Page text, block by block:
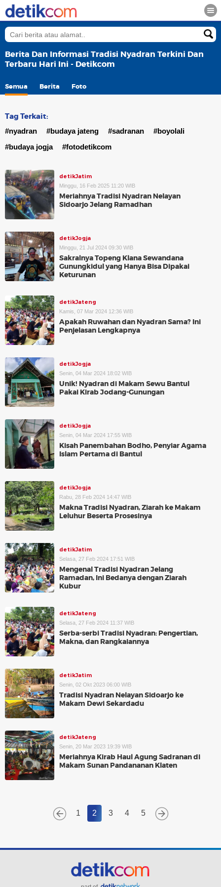
Berita Dan Informasi Tradisi Nyadran Terkini Dan
Terbaru Hari Ini - Detikcom
Semua Berita Foto
Tag Terkait:
#nyadran #budaya jateng #sadranan
#boyolali
#budaya jogja
#fotodetikcom
detikJatim
Minggu, 16 Feb 2025 11:20 WIB
Meriahnya Tradisi Nyadran Nelayan
Sidoarjo Jelang Ramadhan
detikJogja
Minggu, 21 Jul 2024 09:30 WIB
Sakralnya Topeng Klana Sewandana
Gunungkidul yang Hanya Bisa Dipakai
Keturunan
detikJateng
Kamis, 07 Mar 2024 12:36 WIB
Apakah Ruwahan dan Nyadran Sama? Ini
Penjelasan Lengkapnya
detikJogja
Senin, 04 Mar 2024 18:02 WIB
Unik! Nyadran di Makam Sewu Bantul
Pakai Kirab Jodang-Gunungan
detikJogja
Senin, 04 Mar 2024 17:55 WIB
Kisah Panembahan Bodho, Penyiar Agama
Islam Pertama di Bantul
detikJogja
Rabu, 28 Feb 2024 14:47 WIB
Makna Tradisi Nyadran, Ziarah ke Makam
Leluhur Beserta Prosesinya
detikJatim
Selasa, 27 Feb 2024 17:51 WIB
Mengenal Tradisi Nyadran Jelang
Ramadan, Ini Bedanya dengan Ziarah
Kubur
detikJateng
Selasa, 27 Feb 2024 11:37 WIB
Serba-serbi Tradisi Nyadran: Pengertian,
Makna, dan Rangkaiannya
detikJatim
Senin, 02 Okt 2023 06:00 WIB
Tradisi Nyadran Nelayan Sidoarjo ke
Makam Dewi Sekardadu
detikJateng
Senin, 20 Mar 2023 19:39 WIB
Meriahnya Kirab Haul Agung Sadranan di
Makam Sunan Pandananan Klaten
1 2 3 4 5